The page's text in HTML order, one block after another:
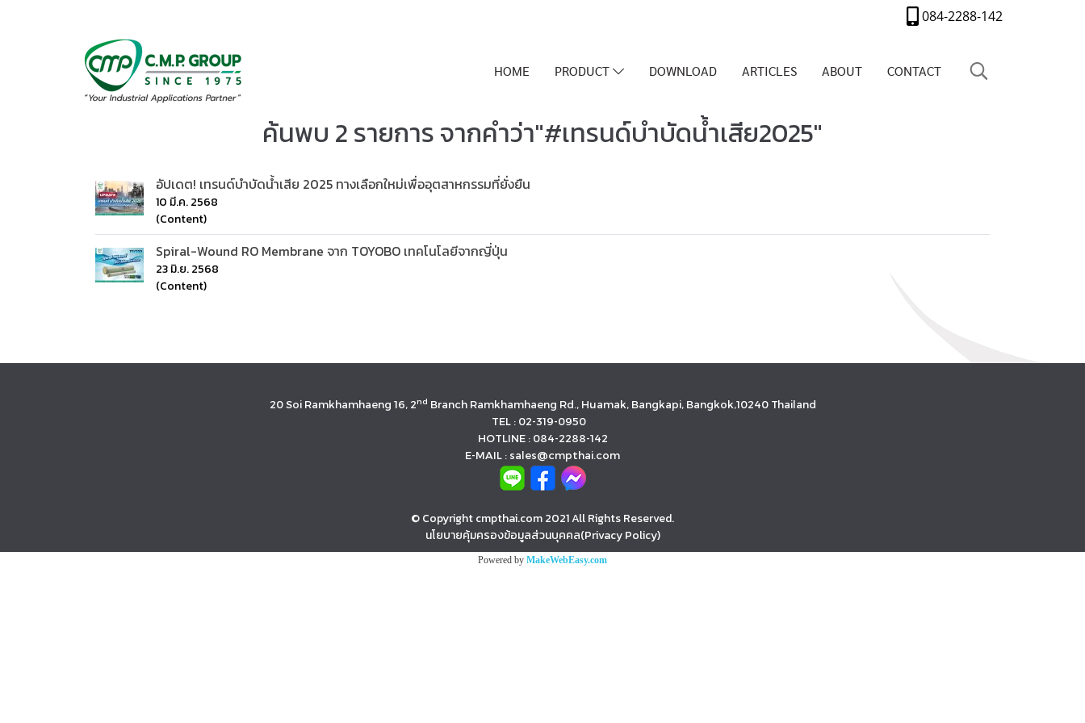
084-2288-142
HOME PRODUCT DOWNLOAD ARTICLES ABOUT CONTACT
ค้นพบ 2 รายการ จากคำว่า"#เทรนด์บำบัดน้ำเสีย2025"
อัปเดต! เทรนด์บำบัดน้ำเสีย 2025 ทางเลือกใหม่เพื่ออุตสาหกรรมที่ยั่งยืน
10 มี.ค. 2568
(Content)
Spiral-Wound RO Membrane จาก TOYOBO เทคโนโลยีจากญี่ปุ่น
23 มิ.ย. 2568
(Content)
20 Soi Ramkhamhaeng 16, 2nd Branch Ramkhamhaeng Rd., Huamak, Bangkapi, Bangkok,10240 Thailand
TEL : 02-319-0950
HOTLINE : 084-2288-142
E-MAIL : sales@cmpthai.com
© Copyright cmpthai.com 2021 All Rights Reserved.
นโยบายคุ้มครองข้อมูลส่วนบุคคล(Privacy Policy)
Powered by MakeWebEasy.com